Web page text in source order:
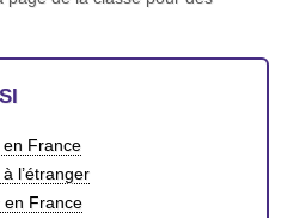
en France
l’étranger
en France